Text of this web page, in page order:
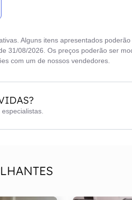
Vidros
Volante
Alguns itens apresentados
31/08/2026. Os preços poderão ser
com um de nossos vendedores.